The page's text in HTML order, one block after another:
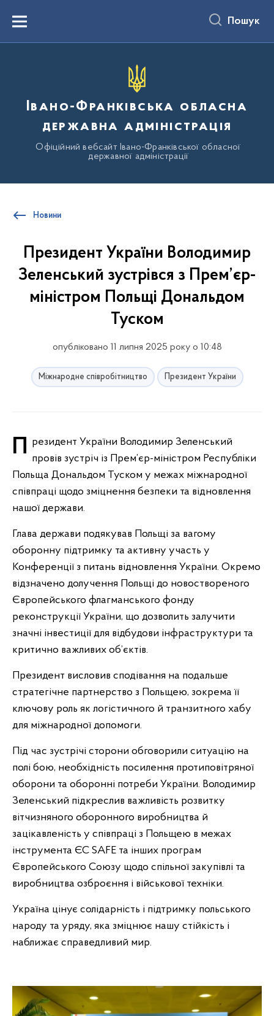
вмістуMenu Пошук
Івано-Франківська обласна
державна адміністрація
Офіційний вебсайт Івано-Франківської обласної
державної адміністрації
Новини
Президент України Володимир
Зеленський зустрівся з Прем’єр-
міністром Польщі Дональдом
Туском
опубліковано 11 липня 2025 року о 10:48
Міжнародне співробітництво Президент України
Президент України Володимир Зеленський провів зустріч із Прем’єр-міністром Республіки
Польща Дональдом Туском у межах міжнародної
співпраці щодо зміцнення безпеки та відновлення
нашої держави.
Глава держави подякував Польщі за вагому
оборонну підтримку та активну участь у
Конференції з питань відновлення України. Окремо
відзначено долучення Польщі до новоствореного
Європейського флагманського фонду
реконструкції України, що дозволить залучити
значні інвестиції для відбудови інфраструктури та
критично важливих об’єктів.
Президент висловив сподівання на подальше
стратегічне партнерство з Польщею, зокрема її
ключову роль як логістичного й транзитного хабу
для міжнародної допомоги.
Під час зустрічі сторони обговорили ситуацію на
полі бою, необхідність посилення протиповітряної
оборони та оборонні потреби України. Володимир
Зеленський підкреслив важливість розвитку
вітчизняного оборонного виробництва й
зацікавленість у співпраці з Польщею в межах
інструмента ЄС SAFE та інших програм
Європейського Союзу щодо спільної закупівлі та
виробництва озброєння і військової техніки.
Україна цінує солідарність і підтримку польського
народу та уряду, яка зміцнює нашу стійкість і
наближає справедливий мир.